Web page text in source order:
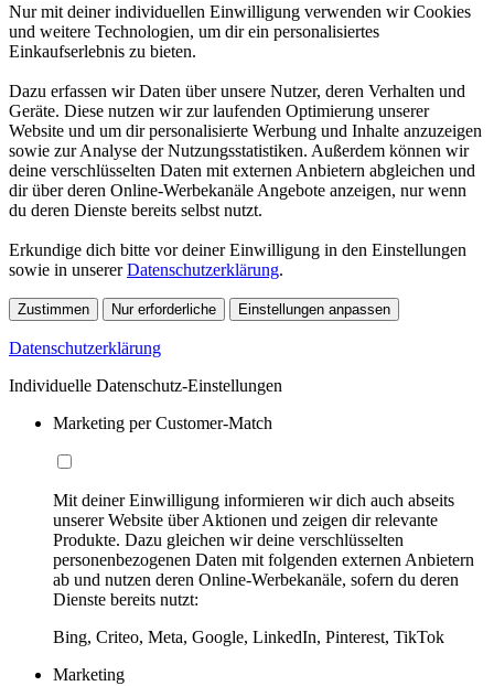
Nur mit deiner individuellen Einwilligung verwenden wir Cookies
und weitere Technologien, um dir ein personalisiertes
Einkaufserlebnis zu bieten.
Dazu erfassen wir Daten über unsere Nutzer, deren Verhalten und
Geräte. Diese nutzen wir zur laufenden Optimierung unserer
Website und um dir personalisierte Werbung und Inhalte anzuzeigen
sowie zur Analyse der Nutzungsstatistiken. Außerdem können wir
deine verschlüsselten Daten mit externen Anbietern abgleichen und
dir über deren Online-Werbekanäle Angebote anzeigen, nur wenn
du deren Dienste bereits selbst nutzt.
Erkundige dich bitte vor deiner Einwilligung in den Einstellungen
sowie in unsererDatenschutzerklärung.
Zustimmen Nur erforderliche Einstellungen anpassen
Datenschutzerklärung
Individuelle Datenschutz-Einstellungen
Marketing per Customer-Match
Mit deiner Einwilligung informieren wir dich auch abseits
unserer Website über Aktionen und zeigen dir relevante
Produkte. Dazu gleichen wir deine verschlüsselten
personenbezogenen Daten mit folgenden externen Anbietern
ab und nutzen deren Online-Werbekanäle, sofern du deren
Dienste bereits nutzt:
Bing, Criteo, Meta, Google, LinkedIn, Pinterest, TikTok
Marketing